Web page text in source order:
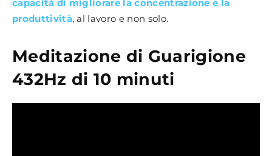
capacità di migliorare la concentrazione e la
produttività, al lavoro e non solo.
Meditazione di Guarigione
432Hz di 10 minuti